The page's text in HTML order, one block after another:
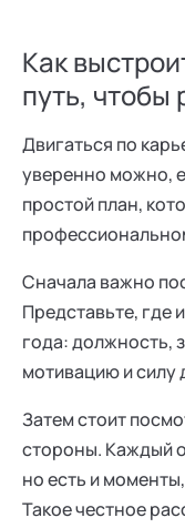
Как
путь, чтобы
Двигаться по
уверенно можно,
простой план,
Сначала важно
Представьте, где
года: должность,
мотивацию и силу
Затем стоит
стороны. Каждый
но есть и
Такое честное